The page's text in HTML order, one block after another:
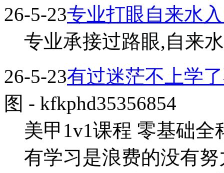
26-5-23专业打眼自来水
专业承接过路眼,自来
26-5-23有过迷茫不上学
图 - kfkphd35356854
美甲1v1课程 零基础
有学习是浪费的没有